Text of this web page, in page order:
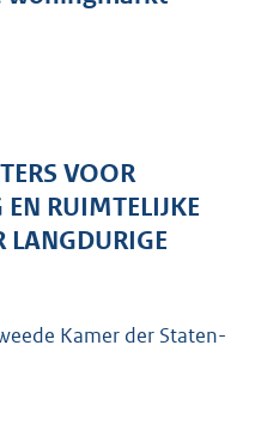
K
b
VOOR
RUIMTELIJKE
LANGDURIGE
Kamer der Staten-